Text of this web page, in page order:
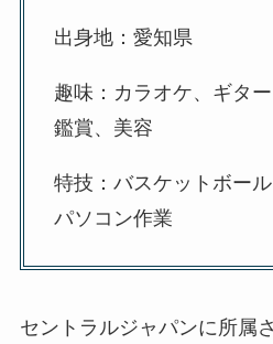
出身地：愛知県
趣味：カラオケ、ギタ
鑑賞、美容
特技：バスケットボール
パソコン作業
セントラルジャパンに所属